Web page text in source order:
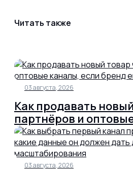
Читать также
03 августа, 2026
Как продавать
партнёров и
бренд ещё
03 августа, 2026